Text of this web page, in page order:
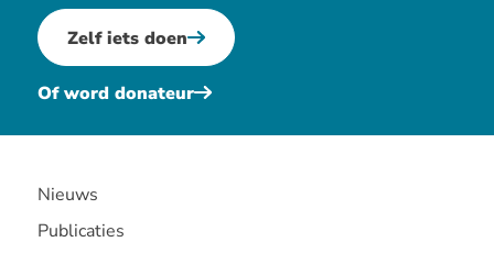
Zelf iets doen
Of word donateur
Nieuws
Publicaties